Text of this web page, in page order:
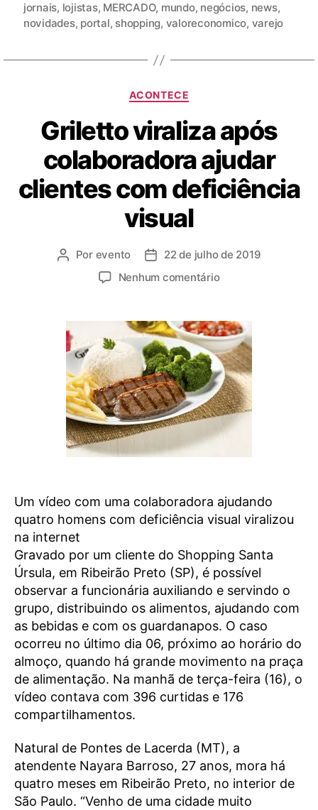
jornais, lojistas, MERCADO, mundo, negócios, news,
novidades, portal, shopping, valoreconomico, varejo
ACONTECE
Griletto viraliza após
colaboradora ajudar
clientes com deficiência
visual
Por evento
22 de julho de 2019
Nenhum comentário
Um vídeo com uma colaboradora ajudando
quatro homens com deficiência visual viralizou
na internet
Gravado por um cliente do Shopping Santa
Úrsula, em Ribeirão Preto (SP), é possível
observar a funcionária auxiliando e servindo o
grupo, distribuindo os alimentos, ajudando com
as bebidas e com os guardanapos. O caso
ocorreu no último dia 06, próximo ao horário do
almoço, quando há grande movimento na praça
de alimentação. Na manhã de terça-feira (16), o
vídeo contava com 396 curtidas e 176
compartilhamentos.
Natural de Pontes de Lacerda (MT), a
atendente Nayara Barroso, 27 anos, mora há
quatro meses em Ribeirão Preto, no interior de
São Paulo. “Venho de uma cidade muito